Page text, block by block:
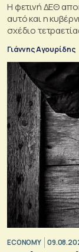
Η φετινή ΔΕΘ
αυτό και η
σχέδιο
Γιάννης Αγουρίδης
ECONOMY